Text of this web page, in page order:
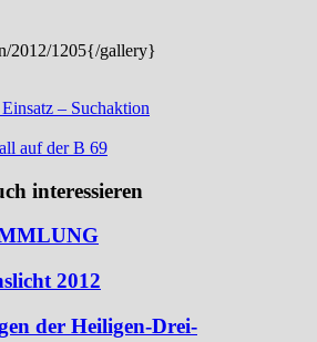
2012/1205{/gallery}
– Suchaktion
auf der B 69
interessieren
2012
der Heiligen-Drei-